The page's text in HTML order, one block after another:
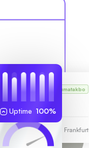
VPS ni Karl Tumatakbo
255.189.85.19
Sentro ng Data ng Frankfurt
Uptime 100%